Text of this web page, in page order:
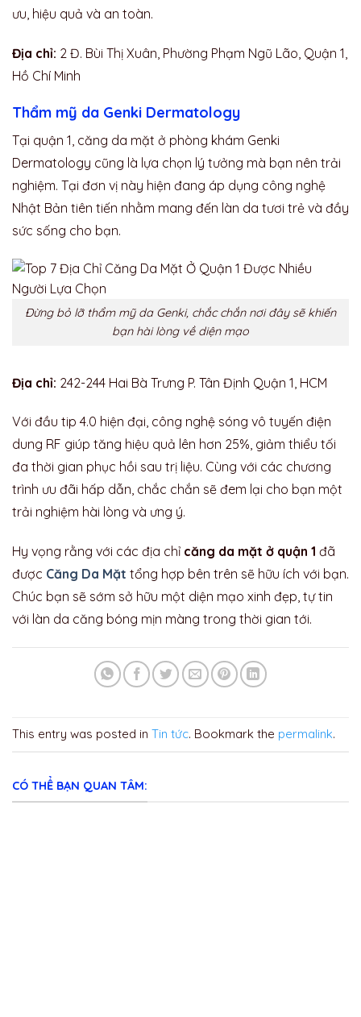
ưu, hiệu quả và an toàn.
Địa chỉ: 2 Đ. Bùi Thị Xuân, Phường Phạm Ngũ Lão, Quận 1,
Hồ Chí Minh
Thẩm mỹ da Genki Dermatology
Tại quận 1, căng da mặt ở phòng khám Genki
Dermatology cũng là lựa chọn lý tưởng mà bạn nên trải
nghiệm. Tại đơn vị này hiện đang áp dụng công nghệ
Nhật Bản tiên tiến nhằm mang đến làn da tươi trẻ và đầy
sức sống cho bạn.
Đừng bỏ lỡ thẩm mỹ da Genki, chắc chắn nơi đây sẽ khiến
bạn hài lòng về diện mạo
Địa chỉ: 242-244 Hai Bà Trưng P. Tân Định Quận 1, HCM
Với đầu tip 4.0 hiện đại, công nghệ sóng vô tuyến điện
dung RF giúp tăng hiệu quả lên hơn 25%, giảm thiểu tối
đa thời gian phục hồi sau trị liệu. Cùng với các chương
trình ưu đãi hấp dẫn, chắc chắn sẽ đem lại cho bạn một
trải nghiệm hài lòng và ưng ý.
Hy vọng rằng với các địa chỉ căng da mặt ở quận 1 đã
được Căng Da Mặt tổng hợp bên trên sẽ hữu ích với bạn.
Chúc bạn sẽ sớm sở hữu một diện mạo xinh đẹp, tự tin
với làn da căng bóng mịn màng trong thời gian tới.
This entry was posted in Tin tức. Bookmark the permalink.
CÓ THỂ BẠN QUAN TÂM: